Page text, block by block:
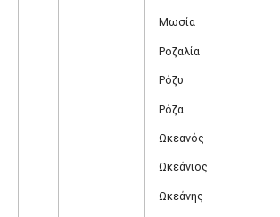
Μωσία
Ροζαλία
Ρόζυ
Ρόζα
Ωκεανός
Ωκεάνιος
Ωκεάνης